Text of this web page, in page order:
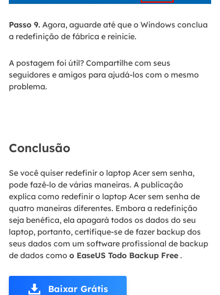
Passo 9.Agora, aguarde até que o Windows conclua
a redefinição de fábrica e reinicie.
A postagem foi útil? Compartilhe com seus
seguidores e amigos para ajudá-los com o mesmo
problema.
Conclusão
Se você quiser redefinir o laptop Acer sem senha,
pode fazê-lo de várias maneiras. A publicação
explica como redefinir o laptop Acer sem senha de
quatro maneiras diferentes. Embora a redefinição
seja benéfica, ela apagará todos os dados do seu
laptop, portanto, certifique-se de fazer backup dos
seus dados com um software profissional de backup
de dados como o EaseUS Todo Backup Free.
Baixar Grátis